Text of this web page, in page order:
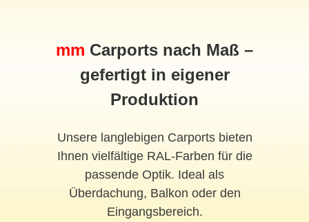
mm Carports nach Maß –
gefertigt in eigener
Produktion
Unsere langlebigen Carports bieten
Ihnen vielfältige RAL-Farben für die
passende Optik. Ideal als
Überdachung, Balkon oder den
Eingangsbereich.